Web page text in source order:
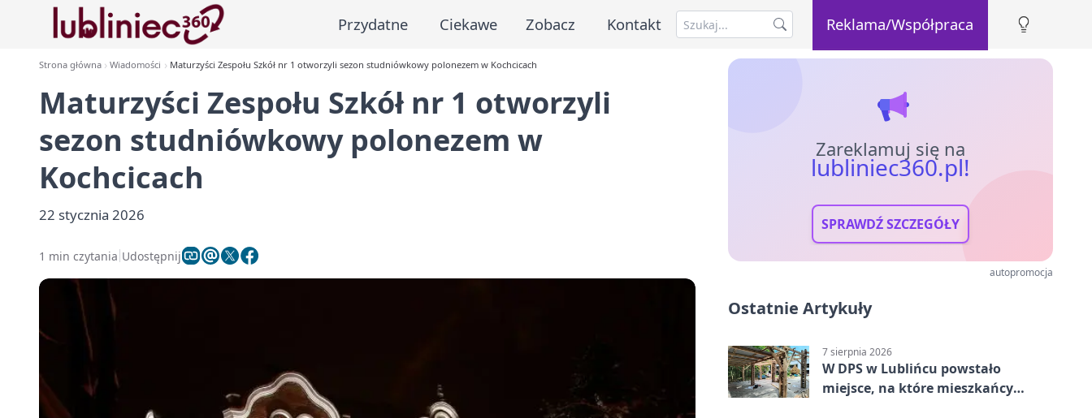
Przydatne Ciekawe Zobacz Kontakt Reklama/Współpraca
Strona główna Wiadomości Maturzyści Zespołu Szkół nr 1 otworzyli sezon studniówkowy polonezem w Kochcicach
Maturzyści Zespołu Szkół nr 1 otworzyli
sezon studniówkowy polonezem w
Kochcicach
22 stycznia 2026
1 min czytania Udostępnij
Zareklamuj się na
lubliniec360.pl!
SPRAWDŹ SZCZEGÓŁY
autopromocja
Ostatnie Artykuły
7 sierpnia 2026
W DPS w Lublińcu powstało
miejsce, na które mieszkańcy